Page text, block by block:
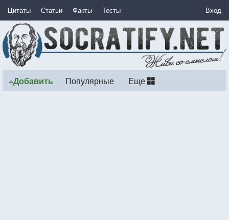
Цитаты Статьи Факты Тесты Вход
+Добавить Популярные Еще